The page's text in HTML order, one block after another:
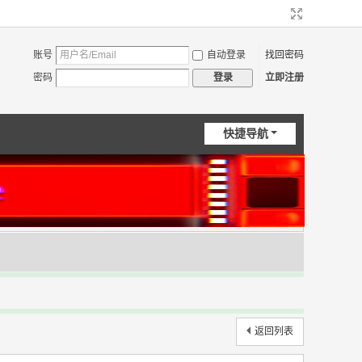
账号 自动登录
找回密码
密码
登录 立即注册
快捷导航
返回列表